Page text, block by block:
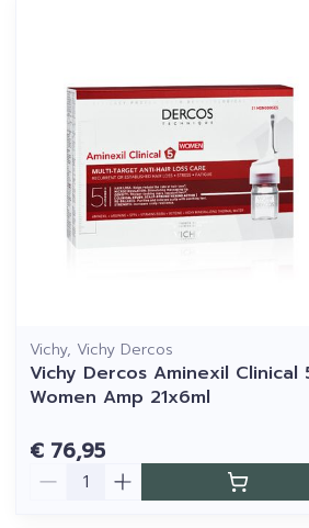
de minimale en maximale
Vichy, Vichy Dercos
Vichy Dercos Aminexil Clinical
Women Amp 21x6ml
€ 76,95
Aantal